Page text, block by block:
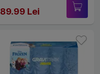
89.99 Lei